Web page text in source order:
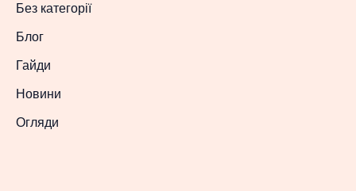
Без категорії
Блог
Гайди
Новини
Огляди